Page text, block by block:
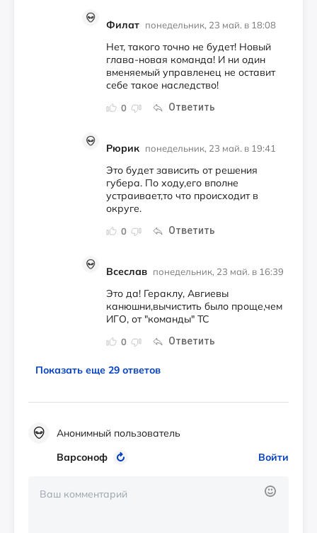
Филат понедельник, 23 май. в 18:08
0 Ответить
Нет, такого точно не будет! Новый
глава-новая команда! И ни один
вменяемый управленец не оставит
себе такое наследство!
Рюрик понедельник, 23 май. в 19:41
0 Ответить
Это будет зависить от решения
губера. По ходу,его вполне
устраивает,то что происходит в
округе.
Всеслав понедельник, 23 май. в 16:39
0 Ответить
Это да! Гераклу, Авгиевы
канюшни,вычистить было проще,чем
ИГО, от "команды" ТС
Показать еще 29 ответов
Анонимный пользователь
Варсоноф
Войти